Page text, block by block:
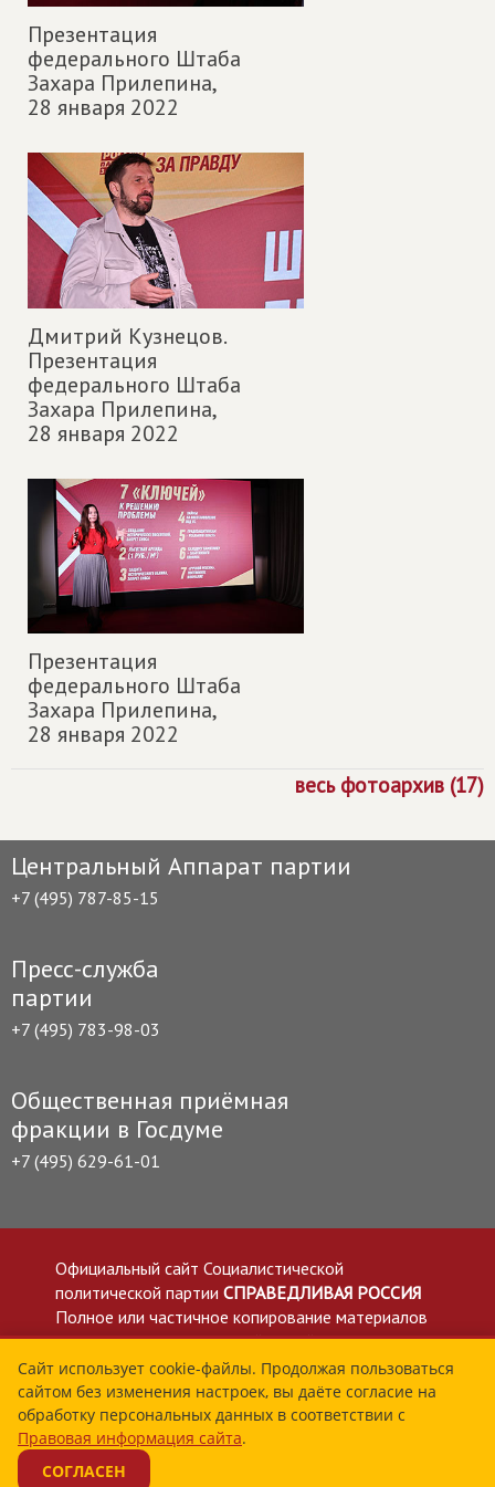
Презентация
федерального Штаба
Захара Прилепина,
28 января 2022
Дмитрий Кузнецов.
Презентация
федерального Штаба
Захара Прилепина,
28 января 2022
Презентация
федерального Штаба
Захара Прилепина,
28 января 2022
весь фотоархив (17)
Центральный Аппарат партии
+7 (495) 787-85-15
Пресс-служба
партии
+7 (495) 783-98-03
Общественная приёмная
фракции в Госдуме
+7 (495) 629-61-01
Официальный сайт Социалистической
политической партии СПРАВЕДЛИВАЯ РОССИЯ
Полное или частичное копирование материалов
приветствуется со ссылкой на сайт spravedlivo.ru
Политика в отношении обработки персональных
данных
Все материалы сайта spravedlivo.ru доступны по
лицензии Creative Commons Attribution 4.0 International
Сайт использует cookie-файлы. Продолжая пользоваться
сайтом без изменения настроек, вы даёте согласие на
обработку персональных данных в соответствии с
Правовая информация сайта.
СОГЛАСЕН